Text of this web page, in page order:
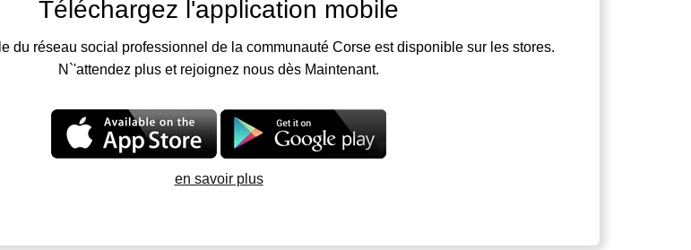
Téléchargez l'application mobile
du réseau social professionnel de la communauté Corse est disponible sur les stores.
N`'attendez plus et rejoignez nous dès Maintenant.
en savoir plus